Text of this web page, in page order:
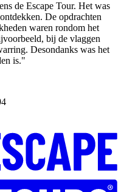
de Escape Tour. Het was
De opdrachten
waren rondom het
bij de vlaggen
Desondanks was het
is."